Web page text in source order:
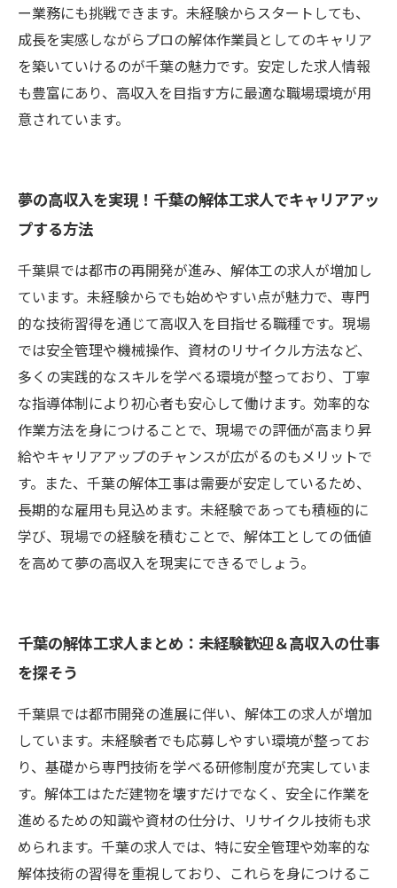
ー業務にも挑戦できます。未経験からスタートしても、
成長を実感しながらプロの解体作業員としてのキャリア
を築いていけるのが千葉の魅力です。安定した求人情報
も豊富にあり、高収入を目指す方に最適な職場環境が用
意されています。
夢の高収入を実現！千葉の解体工求人でキャリアアッ
プする方法
千葉県では都市の再開発が進み、解体工の求人が増加し
ています。未経験からでも始めやすい点が魅力で、専門
的な技術習得を通じて高収入を目指せる職種です。現場
では安全管理や機械操作、資材のリサイクル方法など、
多くの実践的なスキルを学べる環境が整っており、丁寧
な指導体制により初心者も安心して働けます。効率的な
作業方法を身につけることで、現場での評価が高まり昇
給やキャリアアップのチャンスが広がるのもメリットで
す。また、千葉の解体工事は需要が安定しているため、
長期的な雇用も見込めます。未経験であっても積極的に
学び、現場での経験を積むことで、解体工としての価値
を高めて夢の高収入を現実にできるでしょう。
千葉の解体工求人まとめ：未経験歓迎＆高収入の仕事
を探そう
千葉県では都市開発の進展に伴い、解体工の求人が増加
しています。未経験者でも応募しやすい環境が整ってお
り、基礎から専門技術を学べる研修制度が充実していま
す。解体工はただ建物を壊すだけでなく、安全に作業を
進めるための知識や資材の仕分け、リサイクル技術も求
められます。千葉の求人では、特に安全管理や効率的な
解体技術の習得を重視しており、これらを身につけるこ